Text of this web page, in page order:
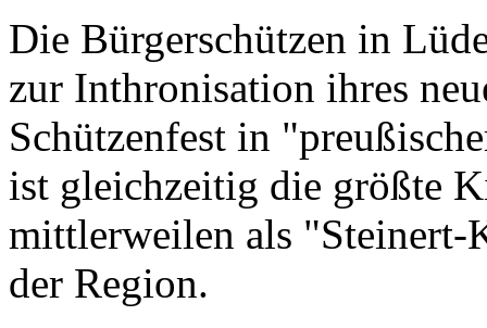
Die Bürgerschützen in
zur Inthronisation ihres
Schützenfest in
ist gleichzeitig die größte
mittlerweilen als
der Region.